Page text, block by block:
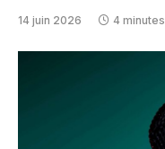
14 juin 2026 4 minutes